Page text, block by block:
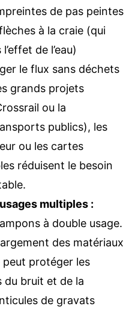
de pas peintes
à la craie (qui
de l’eau)
le flux sans déchets
grands projets
ou la
publics), les
ou les cartes
réduisent le besoin
multiples :
à double usage.
des matériaux
protéger les
bruit et de la
de gravats